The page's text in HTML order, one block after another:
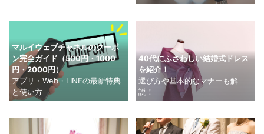
マルイウェブチャネルのクーポ
ン完全ガイド（500円・1000
円・2000円）
アプリ・Web・LINEの最新特典
と使い方
40代にふさわしい結婚式ドレス
を紹介！
選び方や基本的なマナーも解
説！